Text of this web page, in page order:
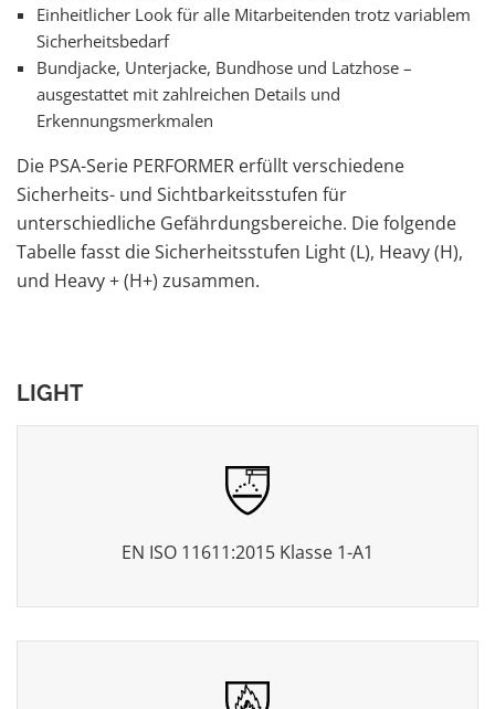
Einheitlicher Look für alle Mitarbeitenden trotz variablem
Sicherheitsbedarf
Bundjacke, Unterjacke, Bundhose und Latzhose –
ausgestattet mit zahlreichen Details und
Erkennungsmerkmalen
Die PSA-Serie PERFORMER erfüllt verschiedene
Sicherheits- und Sichtbarkeitsstufen für
unterschiedliche Gefährdungsbereiche. Die folgende
Tabelle fasst die Sicherheitsstufen Light (L), Heavy (H),
und Heavy + (H+) zusammen.
LIGHT
EN ISO 11611:2015 Klasse 1-A1